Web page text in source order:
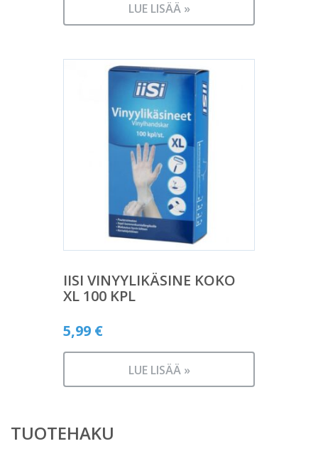
LUE LISÄÄ »
IISI VINYYLIKÄSINE KOKO
XL 100 KPL
5,99 €
LUE LISÄÄ »
TUOTEHAKU